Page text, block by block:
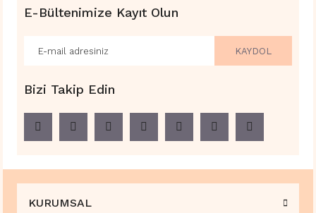
E-Bültenimize Kayıt Olun
KAYDOL
Bizi Takip Edin
KURUMSAL